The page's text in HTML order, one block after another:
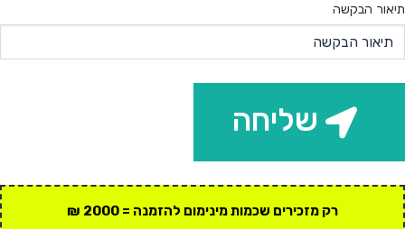
תיאור הבקשה
שליחה
רק מזכירים שכמות מינימום להזמנה = 2000 ₪